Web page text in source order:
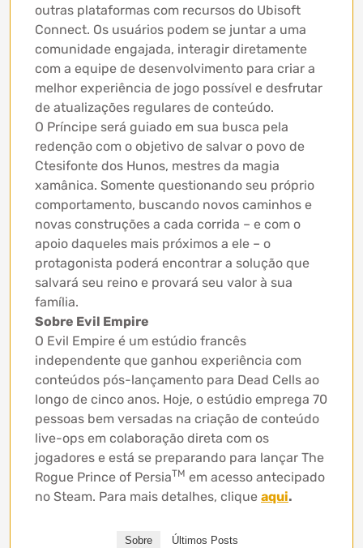
outras plataformas com recursos do Ubisoft
Connect. Os usuários podem se juntar a uma
comunidade engajada, interagir diretamente
com a equipe de desenvolvimento para criar a
melhor experiência de jogo possível e desfrutar
de atualizações regulares de conteúdo.
O Príncipe será guiado em sua busca pela
redenção com o objetivo de salvar o povo de
Ctesifonte dos Hunos, mestres da magia
xamânica. Somente questionando seu próprio
comportamento, buscando novos caminhos e
novas construções a cada corrida – e com o
apoio daqueles mais próximos a ele – o
protagonista poderá encontrar a solução que
salvará seu reino e provará seu valor à sua
família.
Sobre Evil Empire
O Evil Empire é um estúdio francês
independente que ganhou experiência com
conteúdos pós-lançamento para Dead Cells ao
longo de cinco anos. Hoje, o estúdio emprega 70
pessoas bem versadas na criação de conteúdo
live-ops em colaboração direta com os
jogadores e está se preparando para lançar The
Rogue Prince of PersiaTM em acesso antecipado
no Steam. Para mais detalhes, clique aqui.
Sobre Últimos Posts